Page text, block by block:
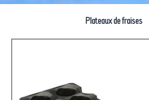
Plateaux de fraises